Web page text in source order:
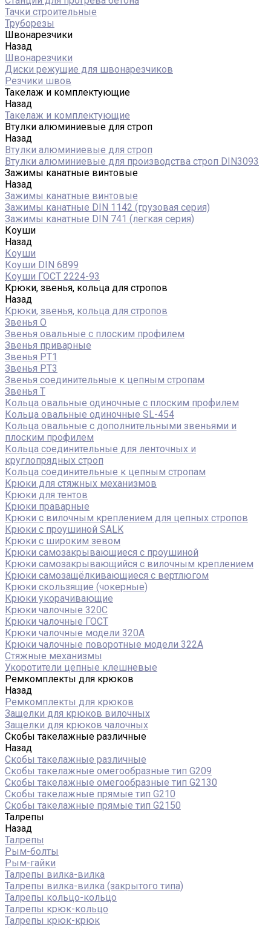
Тачки строительные
Труборезы
Швонарезчики
Назад
Швонарезчики
Диски режущие для швонарезчиков
Резчики швов
Такелаж и комплектующие
Назад
Такелаж и комплектующие
Втулки алюминиевые для строп
Назад
Втулки алюминиевые для строп
Втулки алюминиевые для производства строп DIN3093
Зажимы канатные винтовые
Назад
Зажимы канатные винтовые
Зажимы канатные DIN 1142 (грузовая серия)
Зажимы канатные DIN 741 (легкая серия)
Коуши
Назад
Коуши
Коуши DIN 6899
Коуши ГОСТ 2224-93
Крюки, звенья, кольца для стропов
Назад
Крюки, звенья, кольца для стропов
Звенья О
Звенья овальные с плоским профилем
Звенья приварные
Звенья РТ1
Звенья РТ3
Звенья соединительные к цепным стропам
Звенья Т
Кольца овальные одиночные c плоским профилем
Кольца овальные одиночные SL-454
Кольца овальные с дополнительными звеньями и
плоским профилем
Кольца соединительные для ленточных и
круглопрядных строп
Кольца соединительные к цепным стропам
Крюки для стяжных механизмов
Крюки для тентов
Крюки праварные
Крюки с вилочным креплением для цепных стропов
Крюки с проушиной SALK
Крюки с широким зевом
Крюки самозакрывающиеся с проушиной
Крюки самозакрывающийся с вилочным креплением
Крюки самозащёлкивающиеся с вертлюгом
Крюки скользящие (чокерные)
Крюки укорачивающие
Крюки чалочные 320C
Крюки чалочные ГОСТ
Крюки чалочные модели 320А
Крюки чалочные поворотные модели 322А
Стяжные механизмы
Укоротители цепные клешневые
Ремкомплекты для крюков
Назад
Ремкомплекты для крюков
Защелки для крюков вилочных
Защелки для крюков чалочных
Скобы такелажные различные
Назад
Скобы такелажные различные
Скобы такелажные омегообразные тип G209
Скобы такелажные омегообразные тип G2130
Скобы такелажные прямые тип G210
Скобы такелажные прямые тип G2150
Талрепы
Назад
Талрепы
Рым-болты
Рым-гайки
Талрепы вилка-вилка
Талрепы вилка-вилка (закрытого типа)
Талрепы кольцо-кольцо
Талрепы крюк-кольцо
Талрепы крюк-крюк